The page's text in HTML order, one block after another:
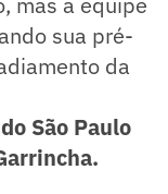
sua pré-
da
São Paulo